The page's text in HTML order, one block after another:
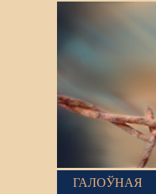
ГАЛОЎНАЯ